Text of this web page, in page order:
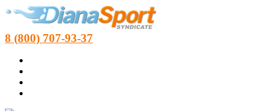
8 (800) 707-93-37